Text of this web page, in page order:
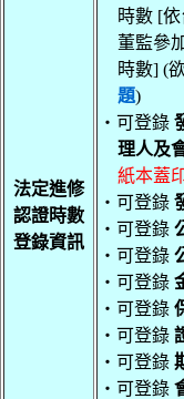
法定進修
認證時數
登錄資訊
時數 [
董監參
時數] (
題)
‧可登錄
理人及
紙本蓋
‧可登錄
‧可登錄
‧可登錄
‧可登錄
‧可登錄
‧可登錄
‧可登錄
‧可登錄